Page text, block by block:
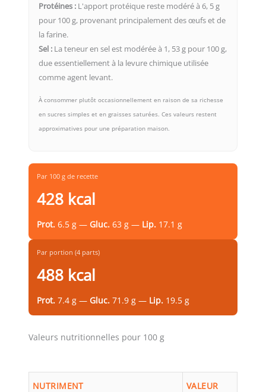
Protéines : L'apport protéique reste modéré à 6, 5 g
pour 100 g, provenant principalement des œufs et de
la farine.
Sel : La teneur en sel est modérée à 1, 53 g pour 100 g,
due essentiellement à la levure chimique utilisée
comme agent levant.
À consommer plutôt occasionnellement en raison de sa richesse
en sucres simples et en graisses saturées. Ces valeurs restent
approximatives pour une préparation maison.
Par 100 g de recette
428 kcal
Prot. 6.5 g — Gluc. 63 g — Lip. 17.1 g
Par portion (4 parts)
488 kcal
Prot. 7.4 g — Gluc. 71.9 g — Lip. 19.5 g
Valeurs nutritionnelles pour 100 g
NUTRIMENT VALEUR